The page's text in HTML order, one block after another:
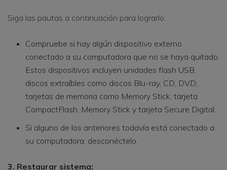
Siga las pautas a continuación para lograrlo:
Compruebe si hay algún dispositivo externo
conectado a su computadora que no se haya quitado.
Estos dispositivos incluyen unidades flash USB,
discos extraíbles como discos Blu-ray, CD, DVD;
tarjetas de memoria como Memory Stick, tarjeta
CompactFlash, Memory Stick y tarjeta Secure Digital.
Si alguno de los anteriores todavía está conectado a
su computadora, desconéctelo.
3. Restaurar sistema: